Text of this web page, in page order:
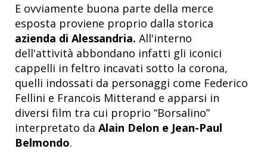
E ovviamente buona parte della merce
esposta proviene proprio dalla storica
azienda di Alessandria. All'interno
dell'attività abbondano infatti gli iconici
cappelli in feltro incavati sotto la corona,
quelli indossati da personaggi come Federico
Fellini e Francois Mitterand e apparsi in
diversi film tra cui proprio “Borsalino”
interpretato da Alain Delon e Jean-Paul
Belmondo.